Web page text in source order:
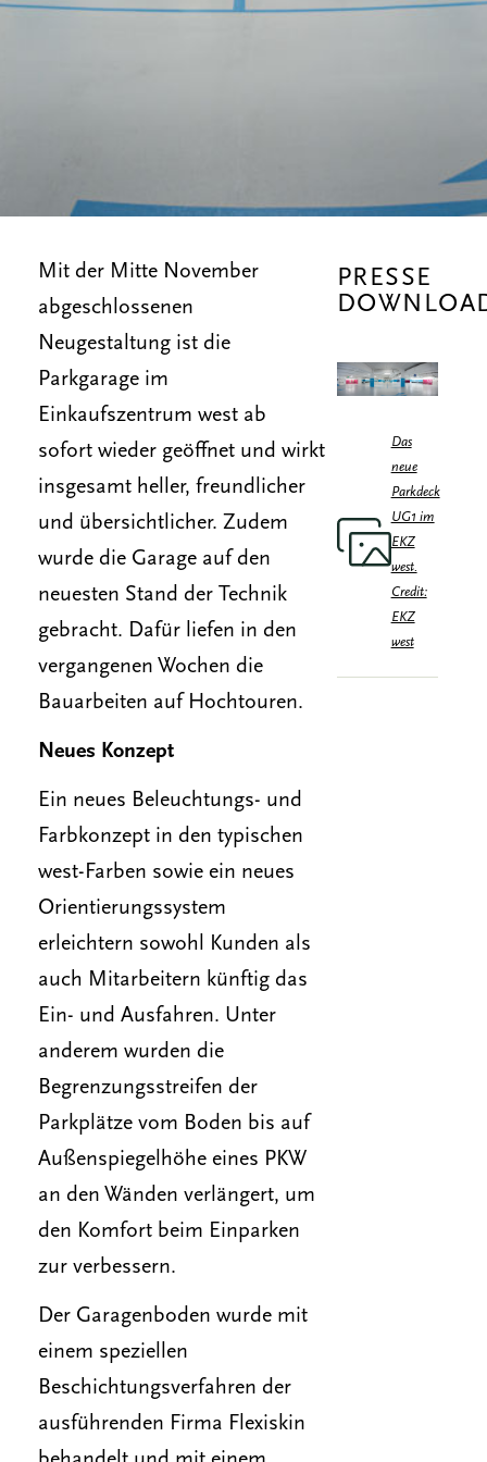
Mit der Mitte November
abgeschlossenen
Neugestaltung ist die
Parkgarage im
Einkaufszentrum west ab
sofort wieder geöffnet und wirkt
insgesamt heller, freundlicher
und übersichtlicher. Zudem
wurde die Garage auf den
neuesten Stand der Technik
gebracht. Dafür liefen in den
vergangenen Wochen die
Bauarbeiten auf Hochtouren.
Neues Konzept
Ein neues Beleuchtungs- und
Farbkonzept in den typischen
west-Farben sowie ein neues
Orientierungssystem
erleichtern sowohl Kunden als
auch Mitarbeitern künftig das
Ein- und Ausfahren. Unter
anderem wurden die
Begrenzungsstreifen der
Parkplätze vom Boden bis auf
Außenspiegelhöhe eines PKW
an den Wänden verlängert, um
den Komfort beim Einparken
zur verbessern.
Der Garagenboden wurde mit
einem speziellen
Beschichtungsverfahren der
ausführenden Firma Flexiskin
PRESSE
Das
neue
Parkdeck
UG1 im
EKZ
west.
Credit:
EKZ
west